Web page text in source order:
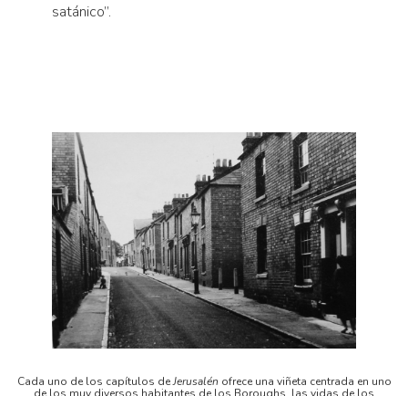
satánico”.
Cada uno de los capítulos deJerusalén ofrece una viñeta centrada en uno